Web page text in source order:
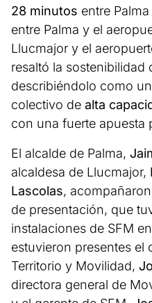
28 minutos entre
entre Palma y el
Llucmajor y el
resaltó la sostenibilidad
describiéndolo como
colectivo de alta
con una fuerte apuesta
El alcalde de Palma,
alcaldesa de Llucmajor,
Lascolas,
de presentación, que
instalaciones de SFM
estuvieron presentes el
Territorio y Movilidad,
directora general de